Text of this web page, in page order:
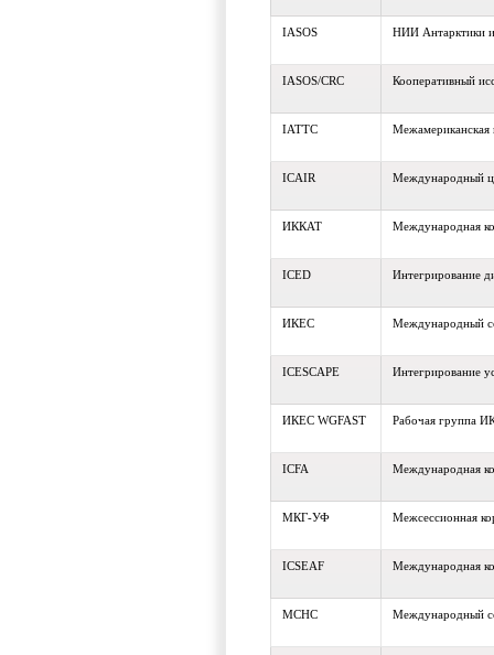
IASOS НИИ Антарктики
IASOS/CRC Кооперативный
IATTC Межамериканская
ICAIR Международный
ИККАТ Международная
ICED Интегрирование
ИКЕС Международный
ICESCAPE Интегрирование
ИКЕС WGFAST Рабочая группа
ICFA Международная
МКГ-УФ Межсессионная
ICSEAF Международная
МСНС Международный